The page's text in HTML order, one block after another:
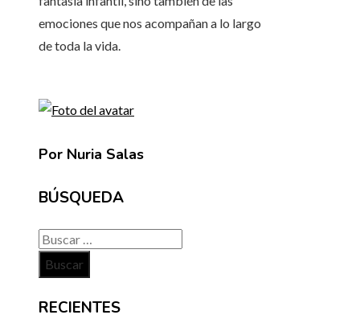
emociones que nos acompañan a lo largo
de toda la vida.
Por Nuria Salas
BÚSQUEDA
Buscar:
RECIENTES